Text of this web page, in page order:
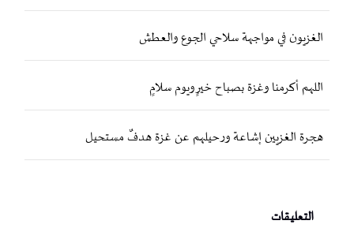
الغزيون في مواجهة سلاحي الجوع والعطش
اللهم أكرمنا وغزة بصباح خيرٍ ويوم سلامٍ
هجرة الغزيين إشاعة ورحيلهم عن غزة هدفٌ مستحيل
التعليقات